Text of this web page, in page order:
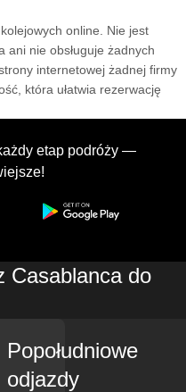
online. Nie jest
ani nie obsługuje żadnych
internetowej żadnej firmy
która ułatwia rezerwację
etap podróży —
Casablanca do
Popołudniowe
odjazdy